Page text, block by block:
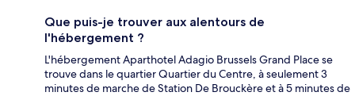
Que puis-je trouver aux alentours de
l'hébergement ?
L'hébergement Aparthotel Adagio Brussels Grand Place se
trouve dans le quartier Quartier du Centre, à seulement 3
minutes de marche de Station De Brouckère et à 5 minutes de